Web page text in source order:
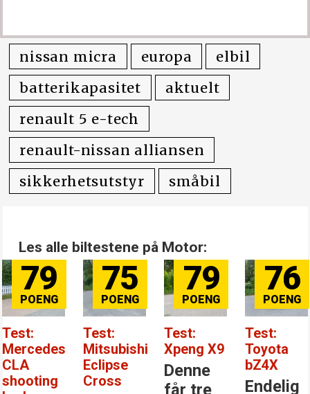
nissan micra europa
elbil
batterikapasitet
aktuelt
renault 5 e-tech
renault-nissan alliansen
sikkerhetsutstyr
småbil
Les alle biltestene på Motor:
79
Test:
Mercedes
CLA
shooting
75
Test:
Mitsubishi
Eclipse
Cross
79
Test:
Xpeng X9
Denne
får tre
76
Test:
Toyota
bZ4X
Endelig